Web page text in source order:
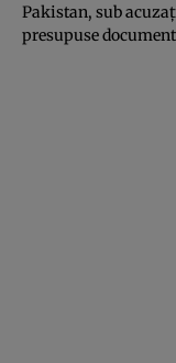
Pakistan, sub
presupuse